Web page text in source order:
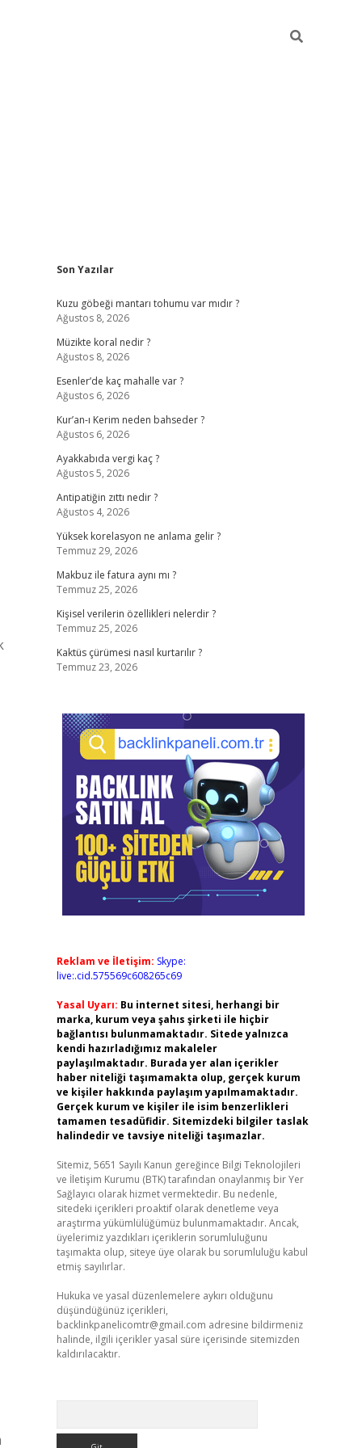
Sidebar
Son Yazılar
Kuzu göbeği mantarı tohumu var mıdır ?
Ağustos 8, 2026
Müzikte koral nedir ?
Ağustos 8, 2026
Esenler’de kaç mahalle var ?
Ağustos 6, 2026
Kur’an-ı Kerim neden bahseder ?
Ağustos 6, 2026
Ayakkabıda vergi kaç ?
Ağustos 5, 2026
Antipatiğin zıttı nedir ?
Ağustos 4, 2026
Yüksek korelasyon ne anlama gelir ?
Temmuz 29, 2026
Makbuz ile fatura aynı mı ?
Temmuz 25, 2026
Kişisel verilerin özellikleri nelerdir ?
Temmuz 25, 2026
Kaktüs çürümesi nasıl kurtarılır ?
Temmuz 23, 2026
Reklam ve İletişim: Skype:
live:.cid.575569c608265c69
Yasal Uyarı: Bu internet sitesi, herhangi bir
marka, kurum veya şahıs şirketi ile hiçbir
bağlantısı bulunmamaktadır. Sitede yalnızca
kendi hazırladığımız makaleler
paylaşılmaktadır. Burada yer alan içerikler
haber niteliği taşımamakta olup, gerçek kurum
ve kişiler hakkında paylaşım yapılmamaktadır.
Gerçek kurum ve kişiler ile isim benzerlikleri
tamamen tesadüfidir. Sitemizdeki bilgiler taslak
halindedir ve tavsiye niteliği taşımazlar.
Sitemiz, 5651 Sayılı Kanun gereğince Bilgi Teknolojileri
ve İletişim Kurumu (BTK) tarafından onaylanmış bir Yer
Sağlayıcı olarak hizmet vermektedir. Bu nedenle,
sitedeki içerikleri proaktif olarak denetleme veya
araştırma yükümlülüğümüz bulunmamaktadır. Ancak,
üyelerimiz yazdıkları içeriklerin sorumluluğunu
taşımakta olup, siteye üye olarak bu sorumluluğu kabul
etmiş sayılırlar.
Hukuka ve yasal düzenlemelere aykırı olduğunu
düşündüğünüz içerikleri,
backlinkpanelicomtr@gmail.com adresine bildirmeniz
halinde, ilgili içerikler yasal süre içerisinde sitemizden
kaldırılacaktır.
hiltonbetilbet giriş yap